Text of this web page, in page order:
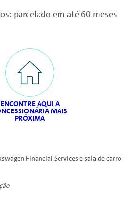
parcelado em até 60 meses
ENCONTRE AQUI A
MAIS
PRÓXIMA
Financial Services e saia de carro